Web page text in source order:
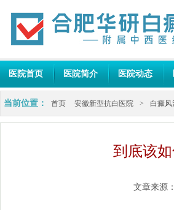
医院首页 医院简介 医院动态
当前位置： 首页 安徽新型抗白医院 > 白癜风
到底该
文章来源：